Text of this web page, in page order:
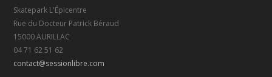
Skatepark L'Épicentre
Rue du Docteur Patrick Béraud
15000 AURILLAC
04 71 62 51 62
contact@sessionlibre.com